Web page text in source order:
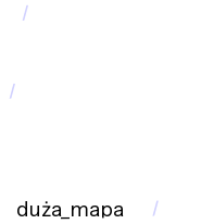
duża_mapa